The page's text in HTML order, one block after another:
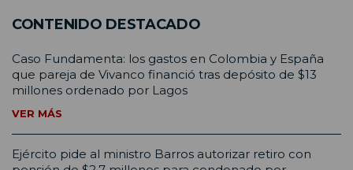
CONTENIDO DESTACADO
Caso Fundamenta: los gastos en Colombia y España
que pareja de Vivanco financió tras depósito de $13
millones ordenado por Lagos
VER MÁS
Ejército pide al ministro Barros autorizar retiro con